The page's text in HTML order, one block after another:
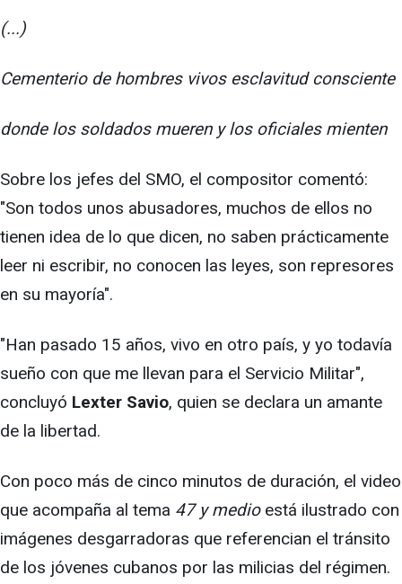
(...)
Cementerio de hombres vivos esclavitud consciente
donde los soldados mueren y los oficiales mienten
Sobre los jefes del SMO, el compositor comentó:
"Son todos unos abusadores, muchos de ellos no
tienen idea de lo que dicen, no saben prácticamente
leer ni escribir, no conocen las leyes, son represores
en su mayoría".
"Han pasado 15 años, vivo en otro país, y yo todavía
sueño con que me llevan para el Servicio Militar",
concluyó Lexter Savio, quien se declara un amante
de la libertad.
Con poco más de cinco minutos de duración, el video
que acompaña al tema 47 y medio está ilustrado con
imágenes desgarradoras que referencian el tránsito
de los jóvenes cubanos por las milicias del régimen.